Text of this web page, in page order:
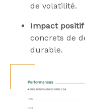
de volatilité.
Impact positif
concrets de
durable.